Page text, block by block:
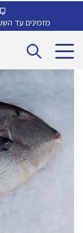
מזמינים עד השעה 10:00 ומקבלים
דלג
לניווט
לדלג
לתוכן